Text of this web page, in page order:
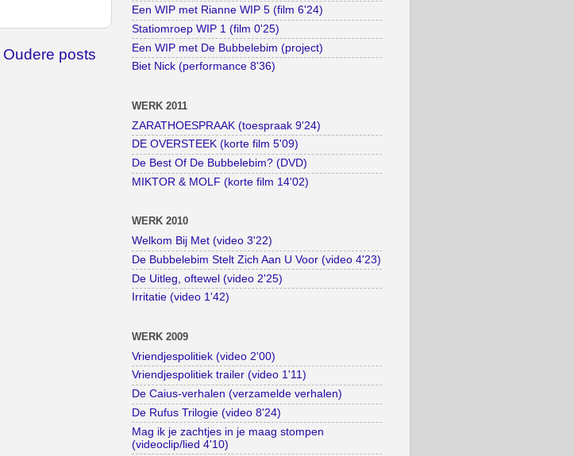
Oudere posts
Een WIP met Rianne WIP 5 (film 6'24)
Statiomroep WIP 1 (film 0'25)
Een WIP met De Bubbelebim (project)
Biet Nick (performance 8'36)
WERK 2011
ZARATHOESPRAAK (toespraak 9'24)
DE OVERSTEEK (korte film 5'09)
De Best Of De Bubbelebim? (DVD)
MIKTOR & MOLF (korte film 14'02)
WERK 2010
Welkom Bij Met (video 3'22)
De Bubbelebim Stelt Zich Aan U Voor (video 4'23)
De Uitleg, oftewel (video 2'25)
Irritatie (video 1'42)
WERK 2009
Vriendjespolitiek (video 2'00)
Vriendjespolitiek trailer (video 1'11)
De Caius-verhalen (verzamelde verhalen)
De Rufus Trilogie (video 8'24)
Mag ik je zachtjes in je maag stompen
(videoclip/lied 4'10)